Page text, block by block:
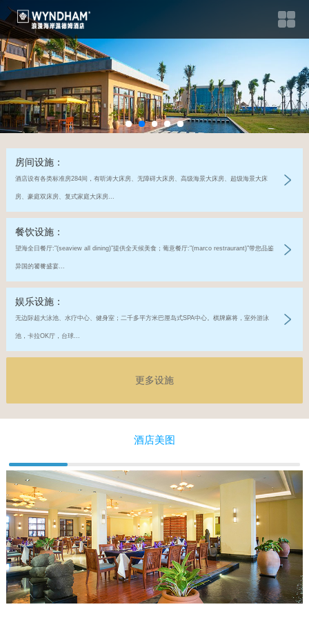
房间设施：
酒店设有各类标准房284间，有听涛大床房、无障碍大床房、高级海景大床房、超级海景大床
房、豪庭双床房、复式家庭大床房...
餐饮设施：
望海全日餐厅:"(seaview all dining)"提供全天候美食；葡意餐厅:"(marco restraurant)"带您品鉴
异国的饕餮盛宴...
娱乐设施：
无边际超大泳池、水疗中心、健身室；二千多平方米巴厘岛式SPA中心。棋牌麻将，室外游泳
池，卡拉OK厅，台球...
更多设施
酒店美图